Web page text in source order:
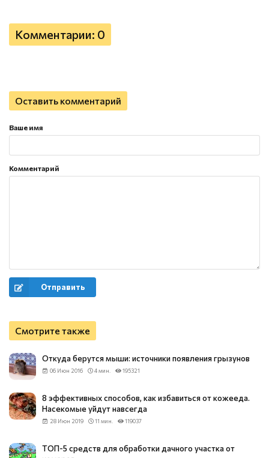
Комментарии: 0
Оставить комментарий
Ваше имя
Комментарий
Отправить
Смотрите также
Откуда берутся мыши: источники появления грызунов
06 Июн 2016 4 мин. 195321
8 эффективных способов, как избавиться от кожееда.
Насекомые уйдут навсегда
28 Июн 2019 11 мин. 119037
ТОП-5 средств для обработки дачного участка от